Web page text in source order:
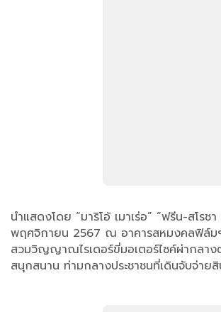
นำแสดงโดย “มาริโอ้ เมาเร่อ” “ฟรีน-สโ
พฤศจิกายน 2567 ณ อาคารสหมงคลฟิล์ม
สวมวิญญาณไรเดอร์ขี่มอเตอร์ไซค์ผ่ากลาง
สนุกสนาน ท่ามกลางประชาชนที่เดินจับจ่าย